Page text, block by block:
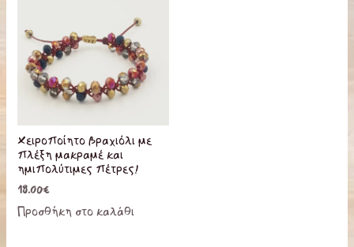
Χειροποίητο βραχιόλι με
πλέξη μακραμέ και
ημιπολύτιμες πέτρες!
18.00€
Προσθήκη στο καλάθι